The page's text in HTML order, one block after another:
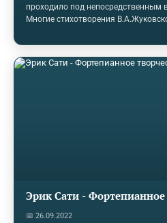
проходило под непосредственным
Многие стихотворения
получили новую жизнь в
их стихи было написано огромное
Русский романс сформировался
Эрик Сати - Фортепианное
📅 26.09.2022